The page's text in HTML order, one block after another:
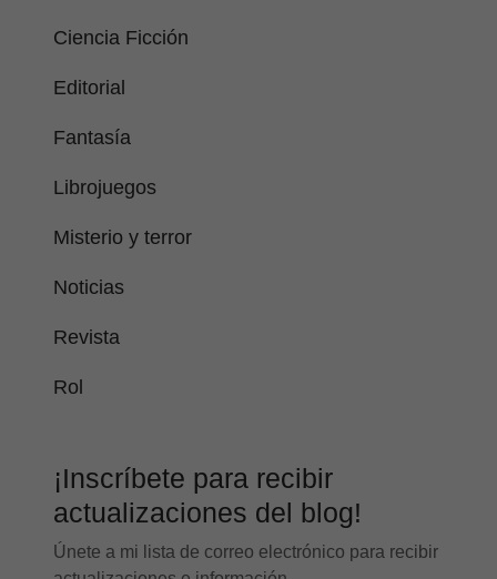
Ciencia Ficción
Editorial
Fantasía
Librojuegos
Misterio y terror
Noticias
Revista
Rol
¡Inscríbete para recibir
actualizaciones del blog!
Únete a mi lista de correo electrónico para recibir